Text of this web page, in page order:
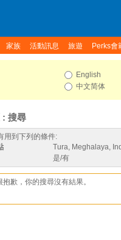
家族 活動訊息 旅遊 Perks會
English
中文简体
: 搜尋
用到下列的條件:
Tura, Meghalaya,
是/有
抱歉，你的搜尋沒有結果。